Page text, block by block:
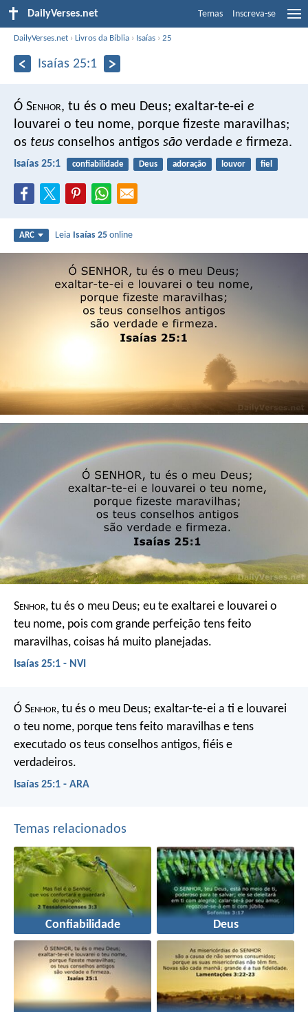
DailyVerses.net Temas Inscreva-se
DailyVerses.net ›Livros da Bíblia › Isaías ›25
Isaías 25:1
Ó Senhor, tu és o meu Deus; exaltar-te-ei e
louvarei o teu nome, porque fizeste maravilhas;
os teus conselhos antigos são verdade e firmeza.
Isaías 25:1 confiabilidade Deus adoração louvor fiel
ARC Leia Isaías 25 online
Senhor, tu és o meu Deus; eu te exaltarei e louvarei o
teu nome, pois com grande perfeição tens feito
maravilhas, coisas há muito planejadas.
Isaías 25:1 - NVI
Ó Senhor, tu és o meu Deus; exaltar-te-ei a ti e louvarei
o teu nome, porque tens feito maravilhas e tens
executado os teus conselhos antigos, fiéis e
verdadeiros.
Isaías 25:1 - ARA
Temas relacionados
Confiabilidade Deus